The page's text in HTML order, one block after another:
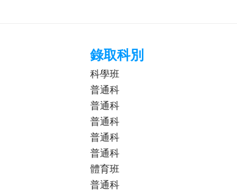
錄取科別
科學班
普通科
普通科
普通科
普通科
普通科
體育班
普通科